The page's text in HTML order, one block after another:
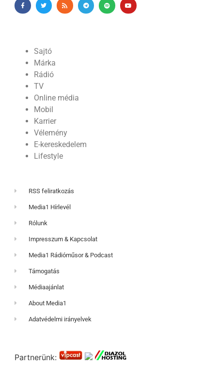
Sajtó
Márka
Rádió
TV
Online média
Mobil
Karrier
Vélemény
E-kereskedelem
Lifestyle
RSS feliratkozás
Media1 Hírlevél
Rólunk
Impresszum & Kapcsolat
Media1 Rádióműsor & Podcast
Támogatás
Médiaajánlat
About Media1
Adatvédelmi irányelvek
Partnerünk: